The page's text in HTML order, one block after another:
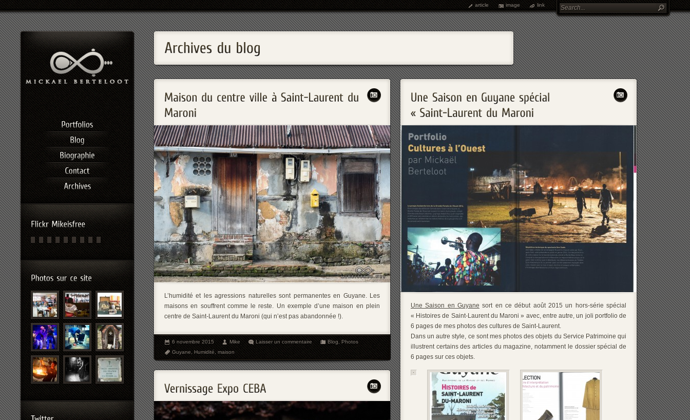
article image link
L’humidité et les agressions naturelles sont permanentes en Guyane. Les
maisons en souffrent comme le reste. Un exemple d’une maison en plein
centre de Saint-Laurent du Maroni (qui n’est pas abandonnée !).
6 novembre 2015 Mike Laisser un commentaire Blog,Photos
Guyane,Humidité,maison
Une Saison en Guyane sort en ce début août 2015 un hors-série spécial
« Histoires de Saint-Laurent du Maroni » avec, entre autre, un joli portfolio de
6 pages de mes photos des cultures de Saint-Laurent.
Dans un autre style, ce sont mes photos des objets du Service Patrimoine qui
illustrent certains des articles du magazine, notamment le dossier spécial de
6 pages sur ces objets.